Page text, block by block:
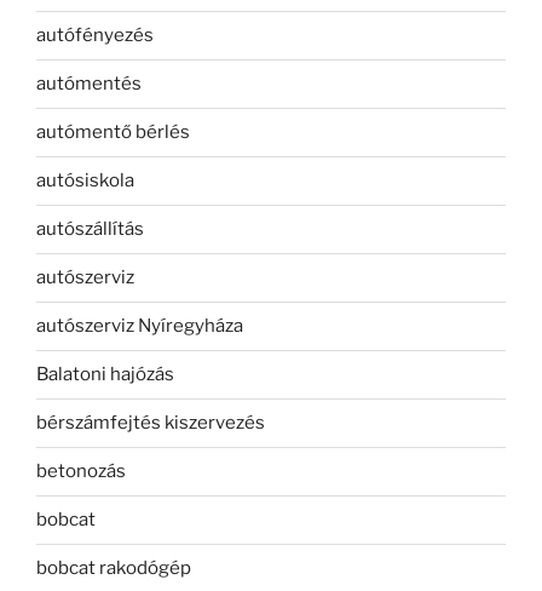
autófényezés
autómentés
autómentő bérlés
autósiskola
autószállítás
autószerviz
autószerviz Nyíregyháza
Balatoni hajózás
bérszámfejtés kiszervezés
betonozás
bobcat
bobcat rakodógép